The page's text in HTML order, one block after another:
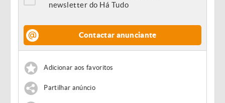
newsletter do Há Tudo
Contactar anunciante
Adicionar aos favoritos
Partilhar anúncio